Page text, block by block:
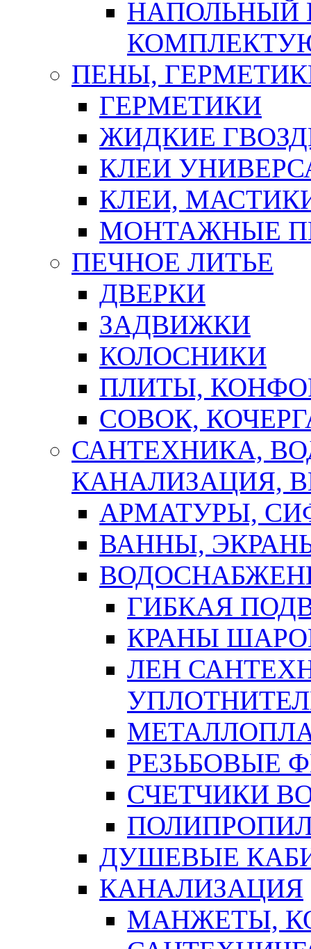
НАПОЛЬНЫЙ
ПЕНЫ,
ГЕРМЕТИКИ
ЖИДКИЕ
КЛЕИ
КЛЕИ,
МОНТАЖНЫЕ
ПЕЧНОЕ ЛИТЬЕ
ДВЕРКИ
ЗАДВИЖКИ
КОЛОСНИКИ
ПЛИТЫ,
СОВОК,
САНТЕХНИКА,
КАНАЛИЗАЦИЯ,
АРМАТУРЫ,
ВАННЫ,
ГИБКАЯ
КРАНЫ
ЛЕН
РЕЗЬБОВЫЕ
СЧЕТЧИКИ
ДУШЕВЫЕ
КАНАЛИЗАЦИЯ
МАНЖЕТЫ,